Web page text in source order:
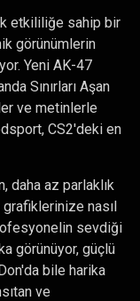
etkililiğe sahip bir
görünümlerin
Yeni AK-47
Sınırları Aşan
ve metinlerle
CS2'deki en
daha az parlaklık
nasıl
sevdiği
görünüyor, güçlü
bile harika
ve